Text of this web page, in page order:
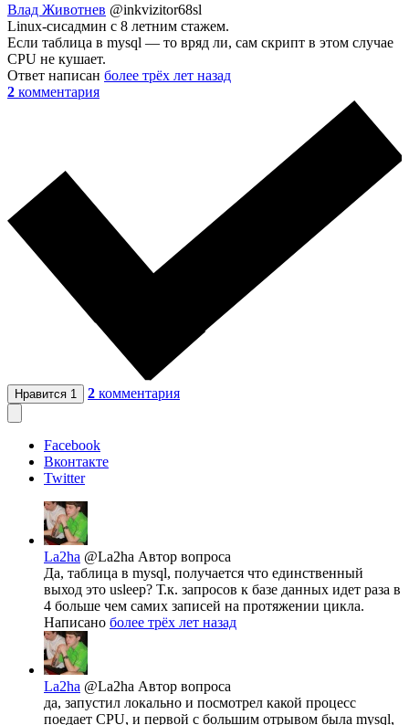
Влад Животнев @inkvizitor68sl
Linux-сисадмин с 8 летним стажем.
Если таблица в mysql — то вряд ли, сам скрипт в этом случае
CPU не кушает.
Ответ написан более трёх лет назад
2 комментария
Нравится 1 2 комментария
Facebook
Вконтакте
Twitter
La2ha @La2ha Автор вопроса
Да, таблица в mysql, получается что единственный
выход это usleep? Т.к. запросов к базе данных идет раза в
4 больше чем самих записей на протяжении цикла.
Написано более трёх лет назад
La2ha @La2ha Автор вопроса
да, запустил локально и посмотрел какой процесс
поедает CPU, и первой с большим отрывом была mysql,